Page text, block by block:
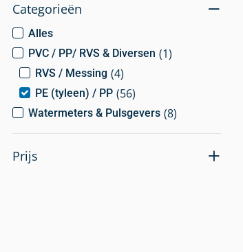
Categorieën
Alles
PVC / PP/ RVS & Diversen (1)
RVS / Messing (4)
PE (tyleen) / PP (56)
Watermeters & Pulsgevers (8)
Prijs